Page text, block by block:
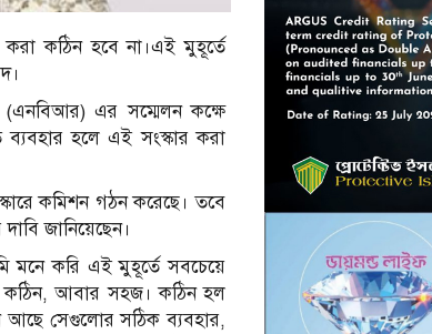
কঠিন হবে না।এই মুহূর্তে
(এনবিআর) এর সম্মেলন কক্ষে
হলে এই সংস্কার করা
কমিশন গঠন করেছে। তবে
জানিয়েছেন।
মনে করি এই মুহূর্তে সবচেয়ে
কঠিন, আবার সহজ। কঠিন হল
আছে সেগুলোর সঠিক ব্যবহার,